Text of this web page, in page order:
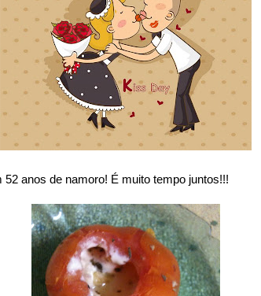
anos de namoro! É muito tempo juntos!!!